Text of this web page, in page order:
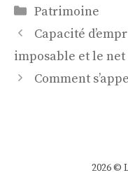
Catégories
Patrimoine
Capacité
imposable et le net
Comment
2026 ©